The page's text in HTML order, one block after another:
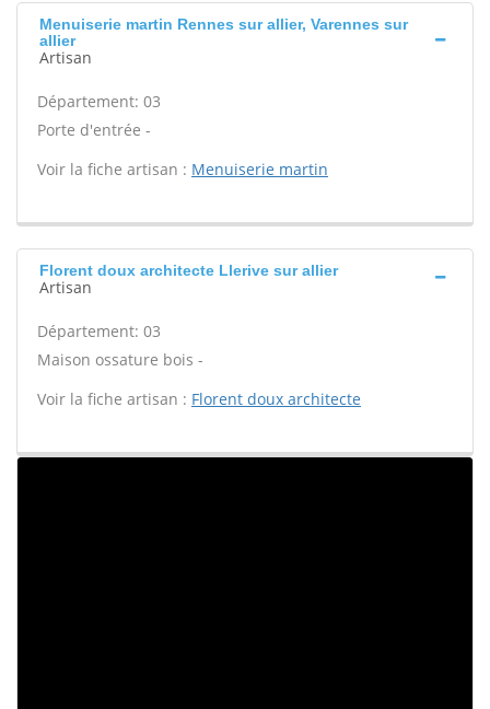
Menuiserie martin Rennes sur allier, Varennes sur
allier
Artisan
Département: 03
Porte d'entrée -
Voir la fiche artisan : Menuiserie martin
Florent doux architecte Llerive sur allier
Artisan
Département: 03
Maison ossature bois -
Voir la fiche artisan : Florent doux architecte